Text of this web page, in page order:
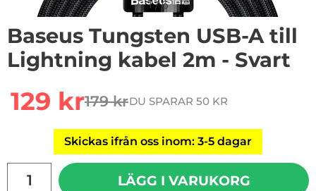
1/6
Baseus Tungsten USB-A till
Lightning kabel 2m - Svart
rea pris
129 krtidigare pris
179 krDU SPARAR 50 KR
Skickas ifrån oss inom: 3-5 dagar
LÄGG I VARUKORG